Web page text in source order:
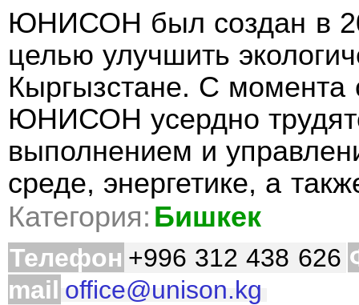
ЮНИСОН был создан в
целью улучшить
Кыргызстане. С момента
ЮНИСОН усердно
выполнением и
среде, энергетике, а
Категория: Бишкек
Телефон +996 312 438 626
mail office@unison.kg